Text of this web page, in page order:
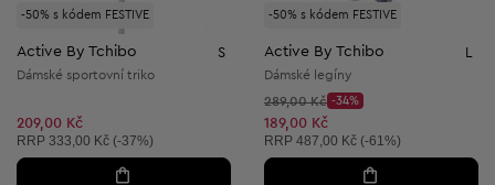
-50% s kódem FESTIVE
Active By Tchibo S
Dámské sportovní triko
209,00 Kč
Doporučená cena:
RRP 333,00 Kč (-37%)
-50% s kódem FESTIVE
Active By Tchibo L
Dámské legíny
Původní cena:
289,00 Kč
Discount Price:
-34%
Snížená cena:
189,00 Kč
Doporučená cena:
RRP 487,00 Kč (-61%)